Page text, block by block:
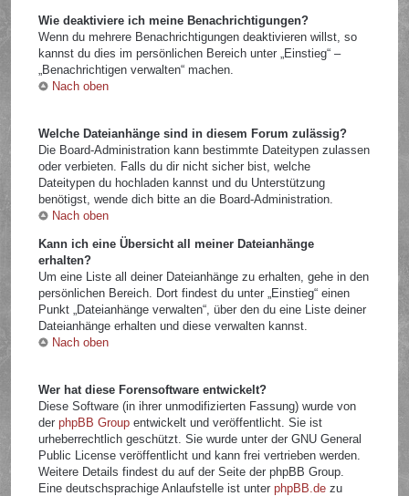
Wie deaktiviere ich meine Benachrichtigungen?
Wenn du mehrere Benachrichtigungen deaktivieren willst, so
kannst du dies im persönlichen Bereich unter „Einstieg“ –
„Benachrichtigen verwalten“ machen.
Nach oben
Welche Dateianhänge sind in diesem Forum zulässig?
Die Board-Administration kann bestimmte Dateitypen zulassen
oder verbieten. Falls du dir nicht sicher bist, welche
Dateitypen du hochladen kannst und du Unterstützung
benötigst, wende dich bitte an die Board-Administration.
Nach oben
Kann ich eine Übersicht all meiner Dateianhänge
erhalten?
Um eine Liste all deiner Dateianhänge zu erhalten, gehe in den
persönlichen Bereich. Dort findest du unter „Einstieg“ einen
Punkt „Dateianhänge verwalten“, über den du eine Liste deiner
Dateianhänge erhalten und diese verwalten kannst.
Nach oben
Wer hat diese Forensoftware entwickelt?
Diese Software (in ihrer unmodifizierten Fassung) wurde von
derphpBB Group entwickelt und veröffentlicht. Sie ist
urheberrechtlich geschützt. Sie wurde unter der GNU General
Public License veröffentlicht und kann frei vertrieben werden.
Weitere Details findest du auf der Seite der phpBB Group.
Eine deutschsprachige Anlaufstelle ist unterphpBB.de zu